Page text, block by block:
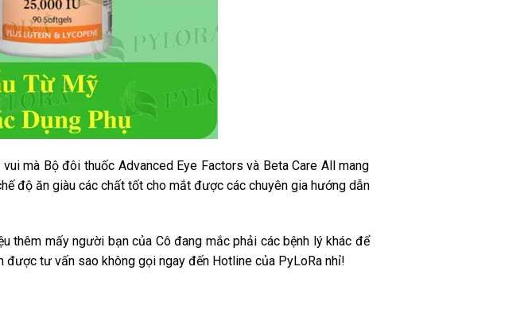
mà Bộ đôi thuốc Advanced Eye Factors và Beta Care All mang
độ ăn giàu các chất tốt cho mắt được các chuyên gia hướng dẫn
thêm mấy người bạn của Cô đang mắc phải các bệnh lý khác để
tư vấn sao không gọi ngay đến Hotline của PyLoRa nhỉ!